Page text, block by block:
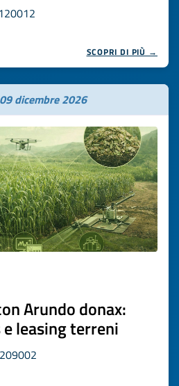
SCOPRI DI PIÙ →
09 dicembre 2026
Arundo donax:
leasing terreni